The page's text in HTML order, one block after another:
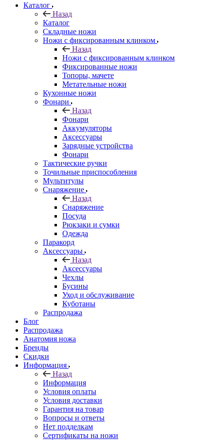
Каталог
Назад
Каталог
Складные ножи
Ножи с фиксированным клинком
Назад
Ножи с фиксированным клинком
Фиксированные ножи
Топоры, мачете
Метательные ножи
Кухонные ножи
Фонари
Назад
Фонари
Аккумуляторы
Аксессуары
Зарядные устройства
Фонари
Тактические ручки
Точильные приспособления
Мультитулы
Снаряжение
Назад
Снаряжение
Посуда
Рюкзаки и сумки
Одежда
Паракорд
Аксессуары
Назад
Аксессуары
Чехлы
Бусины
Уход и обслуживание
Куботаны
Распродажа
Блог
Распродажа
Анатомия ножа
Бренды
Скидки
Информация
Назад
Информация
Условия оплаты
Условия доставки
Гарантия на товар
Вопросы и ответы
Нет подделкам
Сертификаты на ножи